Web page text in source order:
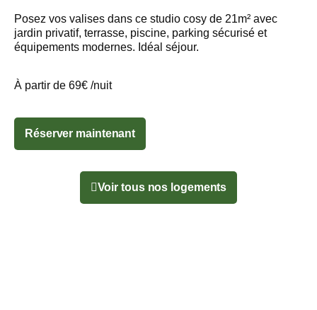
Posez vos valises dans ce studio cosy de 21m² avec
jardin privatif, terrasse, piscine, parking sécurisé et
équipements modernes. Idéal séjour.
À partir de 69€ /nuit
Réserver maintenant
Voir tous nos logements